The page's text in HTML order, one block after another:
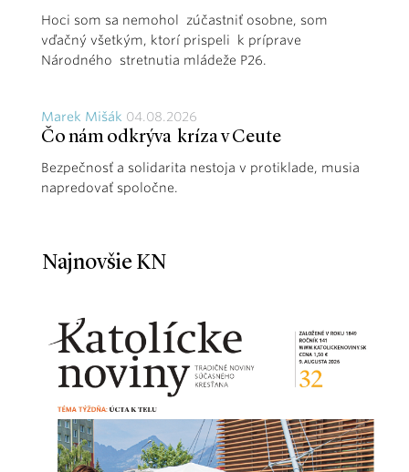
Hoci som sa nemohol zúčastniť osobne, som
vďačný všetkým, ktorí prispeli k príprave
Národného stretnutia mládeže P26.
Marek Mišák 04.08.2026
Čo nám odkrýva kríza v Ceute
Bezpečnosť a solidarita nestoja v protiklade, musia
napredovať spoločne.
Najnovšie KN